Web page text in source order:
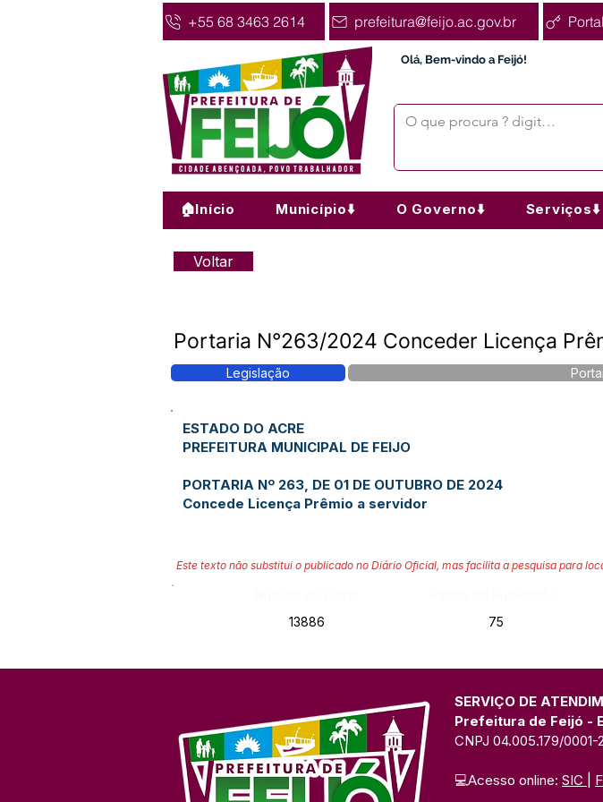
+55 68 3463 2614 prefeitura@feijo.ac.gov.br
Olá, Bem-vindo a Feijó!
🏠Início Município⬇️ O Governo⬇️ Serviços⬇️
Voltar
Portaria N°263/2024 Conceder Licença
Legislação
ESTADO DO ACRE
PREFEITURA MUNICIPAL DE FEIJO
PORTARIA Nº 263, DE 01 DE OUTUBRO DE 2024
Concede Licença Prêmio a servidor
Este texto não substitui o publicado no Diário Oficial, mas facilita a pesquisa para
13886
75
SERVIÇO DE
Prefeitura de Feijó -
CNPJ 04.005.179/0001-
💻Acesso online: SIC